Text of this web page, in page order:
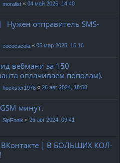
moralist « 04 май 2025, 14:40
отправитель SMS-
cococacola « 05 мар 2025, 15:16
вебмани за 150
оплачиваем пополам).
huckster1978 « 26 авг 2024, 18:58
минут.
SipFonik « 26 авг 2024, 09:41
| В БОЛЬШИХ КОЛ-